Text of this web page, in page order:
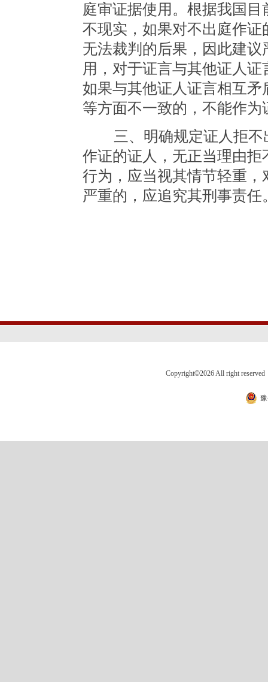
庭审证据使用。根据我国
不现实，如果对不出庭作
无法裁判的后果，因此建
用，对于证言与其他证人
如果与其他证人证言相互
等方面不一致的，不能作为
三、明确规定证人拒不
作证的证人，无正当理由
行为，应当视其情节轻重
严重的，应追究其刑事责任
Copyright©2026 All right